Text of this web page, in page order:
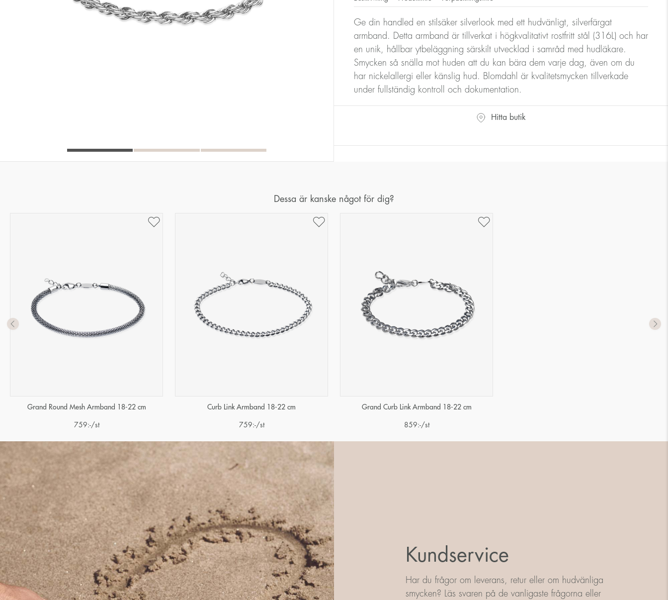
Ge din handled en stilsäker silverlook med ett hudvänligt, silverfärgat
armband. Detta armband är tillverkat i högkvalitativt rostfritt stål (316L) och har
en unik, hållbar ytbeläggning särskilt utvecklad i samråd med hudläkare.
Smycken så snälla mot huden att du kan bära dem varje dag, även om du
har nickelallergi eller känslig hud. Blomdahl är kvalitetsmycken tillverkade
under fullständig kontroll och dokumentation.
Hitta butik
Dessa är kanske något för dig?
Grand Round Mesh Armband 18-22 cm
759:-/st
Curb Link Armband 18-22 cm
759:-/st
Grand Curb Link Armband 18-22 cm
859:-/st
Kundservice
Har du frågor om leverans, retur eller om hudvänliga
smycken? Läs svaren på de vanligaste frågorna eller